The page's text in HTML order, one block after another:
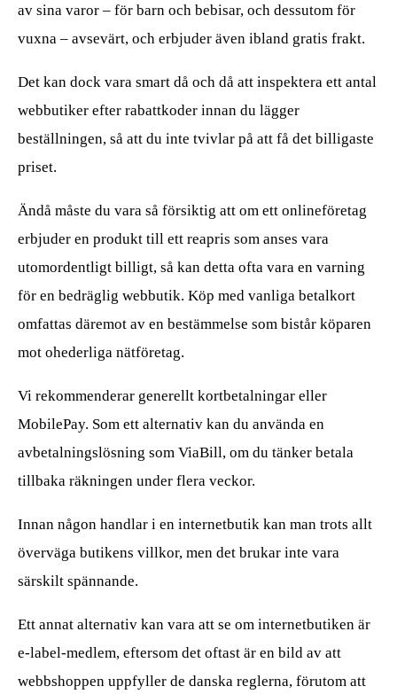
av sina varor – för barn och bebisar, och dessutom för
vuxna – avsevärt, och erbjuder även ibland gratis frakt.
Det kan dock vara smart då och då att inspektera ett antal
webbutiker efter rabattkoder innan du lägger
beställningen, så att du inte tvivlar på att få det billigaste
priset.
Ändå måste du vara så försiktig att om ett onlineföretag
erbjuder en produkt till ett reapris som anses vara
utomordentligt billigt, så kan detta ofta vara en varning
för en bedräglig webbutik. Köp med vanliga betalkort
omfattas däremot av en bestämmelse som bistår köparen
mot ohederliga nätföretag.
Vi rekommenderar generellt kortbetalningar eller
MobilePay. Som ett alternativ kan du använda en
avbetalningslösning som ViaBill, om du tänker betala
tillbaka räkningen under flera veckor.
Innan någon handlar i en internetbutik kan man trots allt
överväga butikens villkor, men det brukar inte vara
särskilt spännande.
Ett annat alternativ kan vara att se om internetbutiken är
e-label-medlem, eftersom det oftast är en bild av att
webbshoppen uppfyller de danska reglerna, förutom att